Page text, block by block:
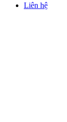
Liên hệ